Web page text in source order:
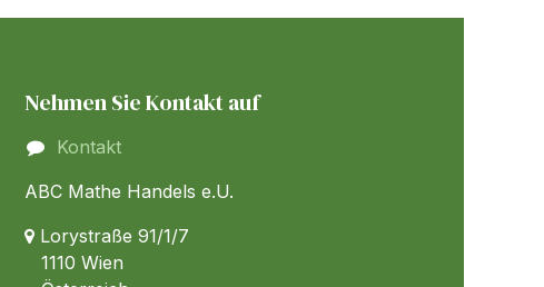
Nehmen Sie Kontakt auf
Kontakt
ABC Mathe Handels e.U.
Lorystraße 91/1/7
1110 Wien